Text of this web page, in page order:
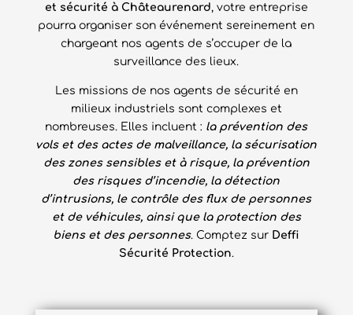
et sécurité à Châteaurenard, votre entreprise
pourra organiser son événement sereinement en
chargeant nos agents de s’occuper de la
surveillance des lieux.
Les missions de nos agents de sécurité en
milieux industriels sont complexes et
nombreuses. Elles incluent : la prévention des
vols et des actes de malveillance, la sécurisation
des zones sensibles et à risque, la prévention
des risques d’incendie, la détection
d’intrusions, le contrôle des flux de personnes
et de véhicules, ainsi que la protection des
biens et des personnes. Comptez sur Deffi
Sécurité Protection.